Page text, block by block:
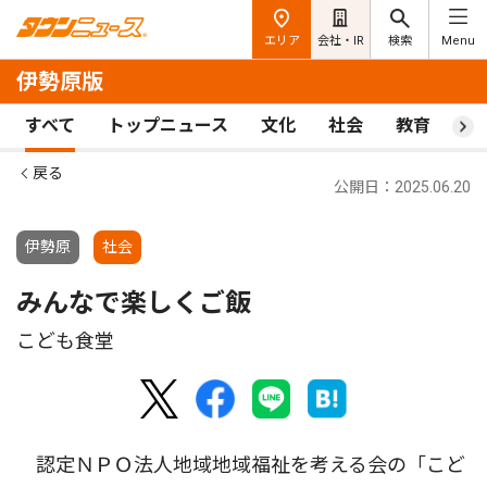
エリア 会社・IR 検索 Menu
伊勢原版
すべて トップニュース 文化 社会 教育 ス
戻る
伊勢原 社会
公開日：2025.06.20
みんなで楽しくご飯
こども食堂
認定ＮＰＯ法人地域地域福祉を考える会の「こど